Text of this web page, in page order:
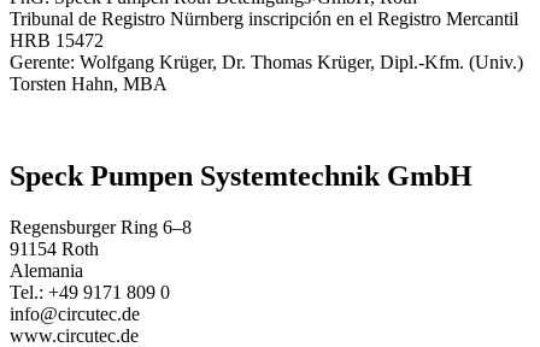
Tribunal de Registro Nürnberg inscripción en el Registro Mercantil
HRB 15472
Gerente: Wolfgang Krüger, Dr. Thomas Krüger, Dipl.-Kfm. (Univ.)
Torsten Hahn, MBA
Speck Pumpen Systemtechnik GmbH
Regensburger Ring 6–8
91154 Roth
Alemania
Tel.: +49 9171 809 0
info@circutec.de
www.circutec.de